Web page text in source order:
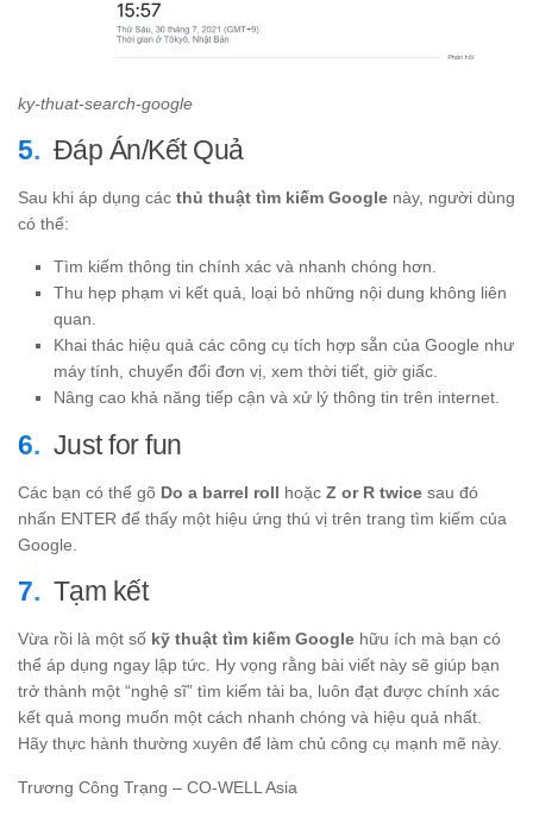
ky-thuat-search-google
Đáp Án/Kết Quả
Sau khi áp dụng các thủ thuật tìm kiếm Google này, người dùng
có thể:
Tìm kiếm thông tin chính xác và nhanh chóng hơn.
Thu hẹp phạm vi kết quả, loại bỏ những nội dung không liên
quan.
Khai thác hiệu quả các công cụ tích hợp sẵn của Google như
máy tính, chuyển đổi đơn vị, xem thời tiết, giờ giấc.
Nâng cao khả năng tiếp cận và xử lý thông tin trên internet.
Just for fun
Các bạn có thể gõ Do a barrel roll hoặc Z or R twice sau đó
nhấn ENTER để thấy một hiệu ứng thú vị trên trang tìm kiếm của
Google.
Tạm kết
Vừa rồi là một số kỹ thuật tìm kiếm Google hữu ích mà bạn có
thể áp dụng ngay lập tức. Hy vọng rằng bài viết này sẽ giúp bạn
trở thành một “nghệ sĩ” tìm kiếm tài ba, luôn đạt được chính xác
kết quả mong muốn một cách nhanh chóng và hiệu quả nhất.
Hãy thực hành thường xuyên để làm chủ công cụ mạnh mẽ này.
Trương Công Trạng – CO-WELL Asia